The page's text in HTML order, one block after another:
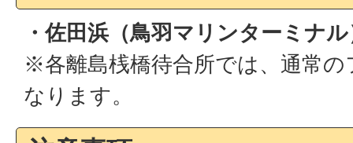
・佐田浜（鳥羽マリンターミナ
※各離島桟橋待合所では、通常
なります。